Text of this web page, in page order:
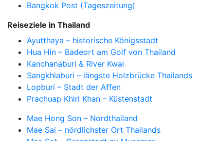
Bangkok Post (Tageszeitung)
Reiseziele in Thailand
Ayutthaya – historische Königsstadt
Hua Hin – Badeort am Golf von Thailand
Kanchanaburi & River Kwai
Sangkhlaburi – längste Holzbrücke Thailands
Lopburi – Stadt der Affen
Prachuap Khiri Khan – Küstenstadt
Mae Hong Son – Nordthailand
Mae Sai – nördlichster Ort Thailands